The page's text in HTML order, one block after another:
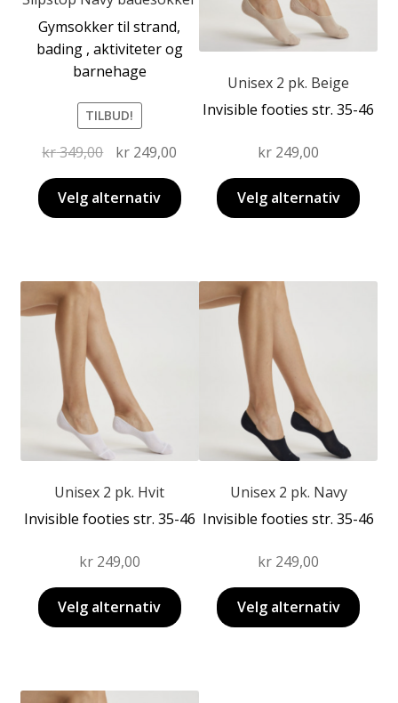
Gymsokker til strand,
bading , aktiviteter og
barnehage
TILBUD!
kr349,00
Opprinnelig
pris
var:
kr 349,00.
kr 249,00
er:
kr 249,00.
Velg alternativ
Unisex 2 pk. Beige
Invisible footies str. 35-46
kr 249,00
Velg alternativ
kan
velges
produktsiden
Unisex 2 pk. Hvit
Invisible footies str. 35-46
kr249,00
Velg alternativ
har
flere
varianter.
Alternativene
kan
velges
produktsiden
Unisex 2 pk. Navy
Invisible footies str. 35-46
kr 249,00
Velg alternativ
produktet
har
flere
varianter.
Alternativene
kan
velges
produktsiden